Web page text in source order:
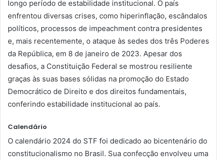
longo período de estabilidade institucional. O país
enfrentou diversas crises, como hiperinflação, escândalos
políticos, processos de impeachment contra presidentes
e, mais recentemente, o ataque às sedes dos três Poderes
da República, em 8 de janeiro de 2023. Apesar dos
desafios, a Constituição Federal se mostrou resiliente
graças às suas bases sólidas na promoção do Estado
Democrático de Direito e dos direitos fundamentais,
conferindo estabilidade institucional ao país.
Calendário
O calendário 2024 do STF foi dedicado ao bicentenário do
constitucionalismo no Brasil. Sua confecção envolveu uma